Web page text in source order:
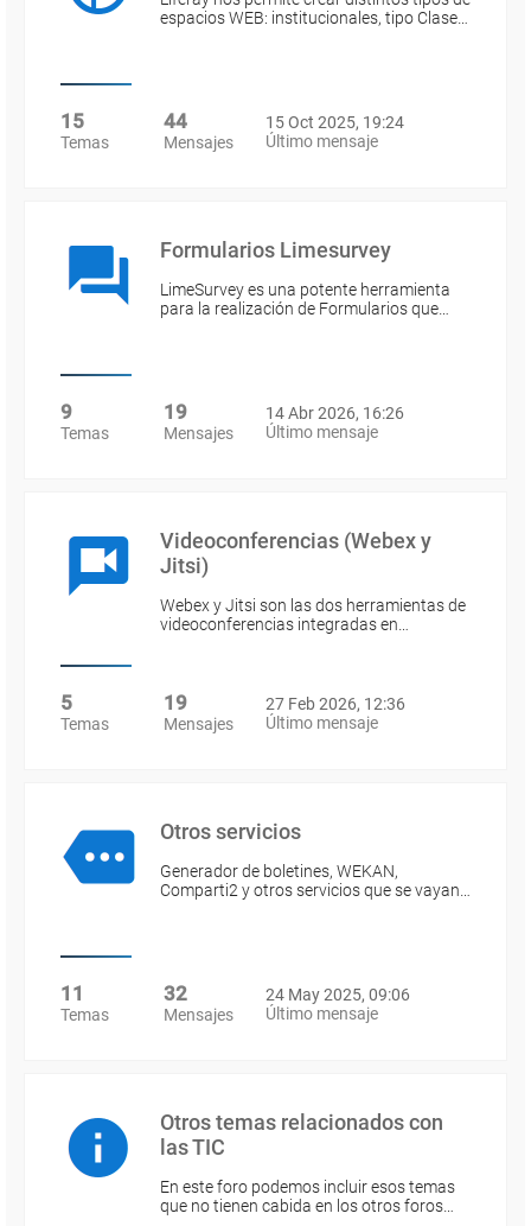
espacios WEB: institucionales, tipo Clase…
15
Temas
44
Mensajes
15 Oct 2025, 19:24
Último mensaje
Formularios Limesurvey
LimeSurvey es una potente herramienta
para la realización de Formularios que…
9
Temas
19
Mensajes
14 Abr 2026, 16:26
Último mensaje
Videoconferencias (Webex y
Jitsi)
Webex y Jitsi son las dos herramientas de
videoconferencias integradas en…
5
Temas
19
Mensajes
27 Feb 2026, 12:36
Último mensaje
Otros servicios
Generador de boletines, WEKAN,
Comparti2 y otros servicios que se vayan…
11
Temas
32
Mensajes
24 May 2025, 09:06
Último mensaje
Otros temas relacionados con
las TIC
En este foro podemos incluir esos temas
que no tienen cabida en los otros foros…